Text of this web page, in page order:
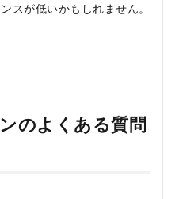
スが低いかもしれません。
のよくある質問